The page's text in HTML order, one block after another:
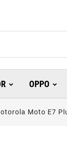
OPPO
Moto E7